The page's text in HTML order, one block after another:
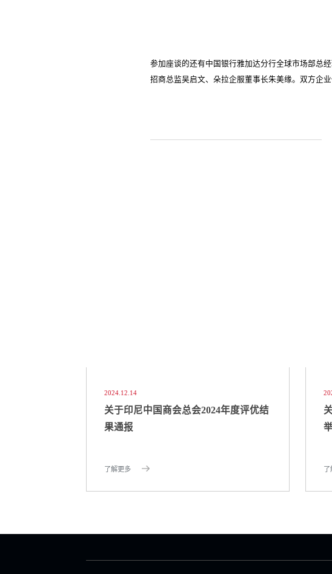
参加座谈的还有中国银行雅加达分行全球市场部总
招商总监吴启文、朵拉企服董事长朱美缘。双方企
2024.12.14
关于印尼中国商会总会2024年度评优结
果通报
了解更多 了